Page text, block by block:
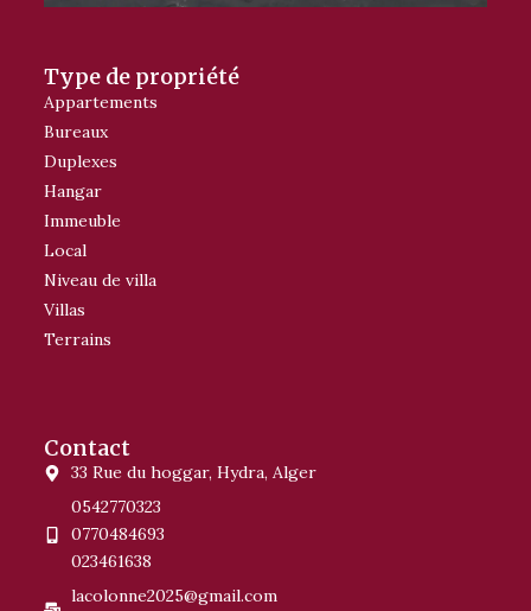
Type de propriété
Appartements
Bureaux
Duplexes
Hangar
Immeuble
Local
Niveau de villa
Villas
Terrains
Contact
33 Rue du hoggar, Hydra, Alger
0542770323
0770484693
023461638
lacolonne2025@gmail.com